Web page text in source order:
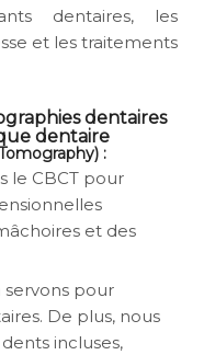
dentaires, les
et les traitements
dentaires
dentaire
:
le CBCT pour
et des
pour
De plus, nous
incluses,